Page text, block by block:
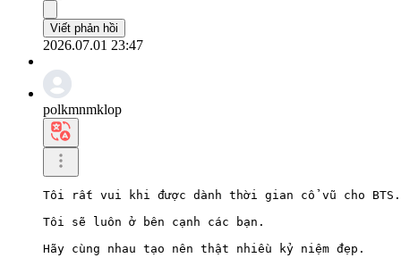
Viết phản hồi
2026.07.01 23:47
polkmnmklop
Tôi rất vui khi được dành thời gian cổ vũ cho BTS.
Tôi sẽ luôn ở bên cạnh các bạn.
Hãy cùng nhau tạo nên thật nhiều kỷ niệm đẹp.